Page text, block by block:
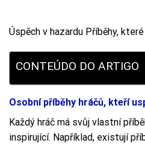
Úspěch v hazardu Příběhy,
CONTEÚDO DO ARTIGO
Osobní příběhy hráčů, kteří
Každý hráč má svůj vlastní
inspirující. Například, existují